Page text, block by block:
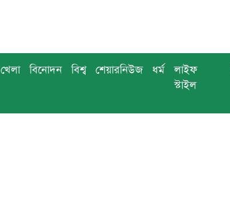
খেলা বিনোদন বিশ্ব শেয়ারনিউজ ধর্ম
লাইফ
স্টাইল